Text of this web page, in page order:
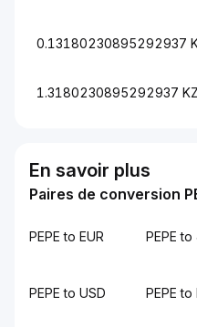
0.13180230895292937
1.3180230895292937
En savoir plus
Paires de conversion
PEPE to EUR PEPE to
PEPE to USD PEPE to